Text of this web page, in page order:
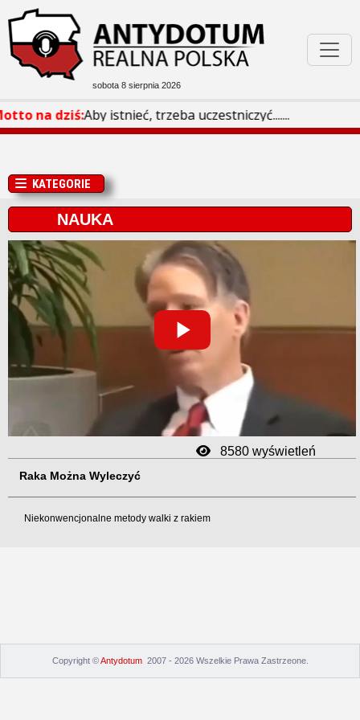
sobota 8 sierpnia 2026
Filmoteka
Rozmaitości
na dziś:Aby istnieć, trzeba uczestniczyć.......
KATEGORIE
NAUKA
Play
Video
8580 wyświetleń
Raka Można Wyleczyć
Niekonwencjonalne metody walki z rakiem
Copyright ©Antydotum 2007 - 2026 Wszelkie Prawa Zastrzeone.